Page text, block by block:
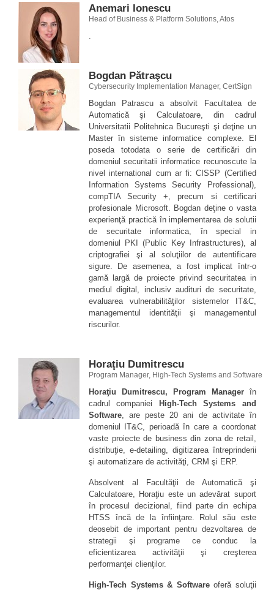
Anemari Ionescu
Head of Business & Platform Solutions, Atos
.
Bogdan Pătraşcu
Cybersecurity Implementation Manager, CertSign
Bogdan Patrascu a absolvit Facultatea de
Automatică şi Calculatoare, din cadrul
Universitatii Politehnica Bucureşti şi deţine un
Master în sisteme informatice complexe. El
poseda totodata o serie de certificări din
domeniul securitatii informatice recunoscute la
nivel international cum ar fi: CISSP (Certified
Information Systems Security Professional),
compTIA Security +, precum si certificari
profesionale Microsoft. Bogdan deţine o vasta
experienţă practică în implementarea de solutii
de securitate informatica, în special in
domeniul PKI (Public Key Infrastructures), al
criptografiei şi al soluţiilor de autentificare
sigure. De asemenea, a fost implicat într-o
gamă largă de proiecte privind securitatea in
mediul digital, inclusiv audituri de securitate,
evaluarea vulnerabilităţilor sistemelor IT&C,
managementul identităţii şi managementul
riscurilor.
Horaţiu Dumitrescu
Program Manager, High-Tech Systems and Software
Horaţiu Dumitrescu, Program Managerîn
cadrul companiei
High-Tech Systems and
Software, are peste 20 ani de activitate în
domeniul IT&C, perioadă în care a coordonat
vaste proiecte de business din zona de retail,
distribuţie, e-detailing, digitizarea întreprinderii
şi automatizare de activităţi, CRM şi ERP.
Absolvent al Facultăţii de Automatică şi
Calculatoare, Horaţiu este un adevărat suport
în procesul decizional, fiind parte din echipa
HTSS încă de la înfiinţare. Rolul său este
deosebit de important pentru dezvoltarea de
strategii şi programe ce conduc la
eficientizarea activităţii şi creşterea
performanţei clienţilor.
High-Tech Systems & Softwareoferă soluţii